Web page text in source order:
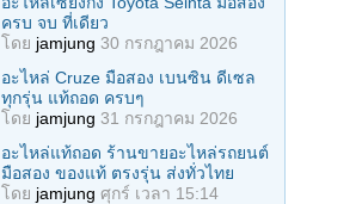
ครบ จบ ที่เดียว
โดย jamjung 30 กรกฎาคม 2026
อะไหล่ Cruze มือสอง เบนซิน ดีเซล
ทุกรุ่น แท้ถอด ครบๆ
โดย jamjung 31 กรกฎาคม 2026
อะไหล่แท้ถอด ร้านขายอะไหล่รถยนต์
มือสอง ของแท้ ตรงรุ่น ส่งทั่วไทย
โดย jamjung ศุกร์ เวลา 15:14